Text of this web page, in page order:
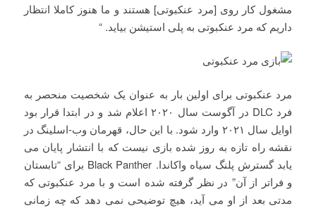
مشغول کار روی [مرد عنکبوتی] هستند و ما هنوز کاملا انتظار
داریم که مرد عنکبوتی به پلی استیشن بیاید. “
مرد عنکبوتی برای اولین بار به عنوان یک شخصیت منحصر به
فرد DLC در آگوست سال ۲۰۲۰ اعلام شد و در ابتدا قرار بود
اوایل سال ۲۰۲۱ وارد شود. با این حال، قهرمان وب-اسلینگ در
نقشه راه تازه به روز شده بازی نیست که با انتشار پایان می
یابد گسترش پلنگ سیاه واکاندا. Black Panther برای “تابستان
و فراتر از آن” در نظر گرفته شده است و با مرد عنکبوتی که
مدتی بعد از او می آید، هیچ توضیحی نمی دهد که چه زمانی